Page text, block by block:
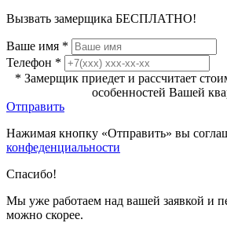
Вызвать замерщика БЕСПЛАТНО!
Ваше имя *
Телефон *
* Замерщик приедет и рассчитает
особенностей Вашей
Отправить
Нажимая кнопку «Отправить» вы
конфеденциальности
Спасибо!
Мы уже работаем над вашей заявкой и
можно скорее.